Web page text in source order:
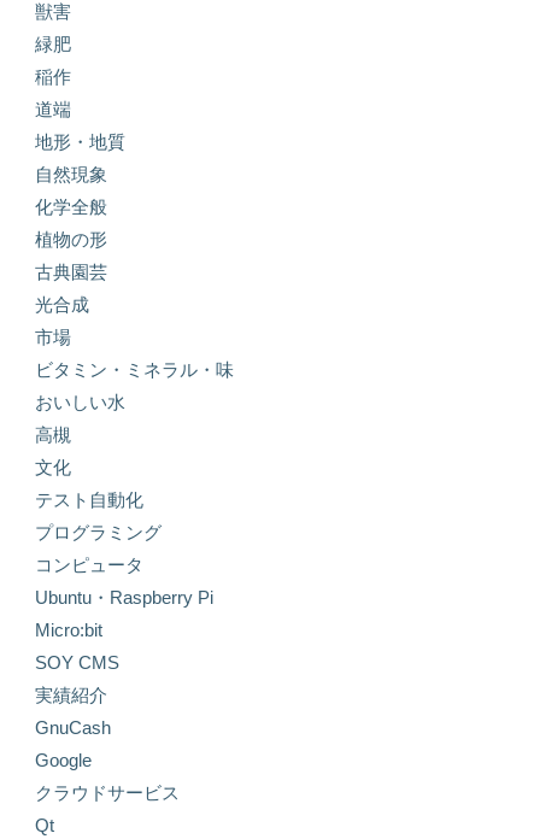
獣害
緑肥
稲作
道端
地形・地質
自然現象
化学全般
植物の形
古典園芸
光合成
市場
ビタミン・ミネラル・味
おいしい水
高槻
文化
テスト自動化
プログラミング
コンピュータ
Ubuntu・Raspberry Pi
Micro:bit
SOY CMS
実績紹介
GnuCash
Google
クラウドサービス
Qt